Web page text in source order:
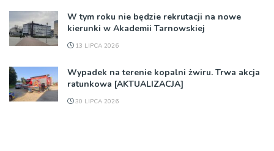
W tym roku nie będzie rekrutacji na nowe
kierunki w Akademii Tarnowskiej
13 LIPCA 2026
Wypadek na terenie kopalni żwiru. Trwa akcja
ratunkowa [AKTUALIZACJA]
30 LIPCA 2026